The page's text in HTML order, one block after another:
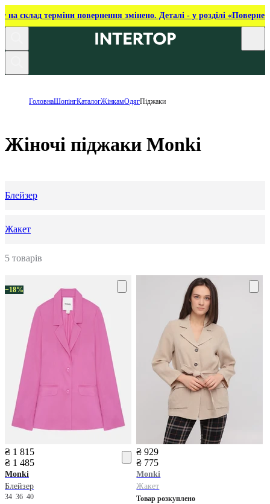
на склад терміни повернення змінено. Деталі - у розділі
ГоловнаШопінгКаталогЖінкамОдягПіджаки
Жіночі піджаки Monki
Блейзер
Жакет
5 товарів
−18%
₴ 1 815
₴ 1 485
Monki
Блейзер
34 36 40
₴ 929
₴ 775
Monki
Жакет
Товар розкуплено